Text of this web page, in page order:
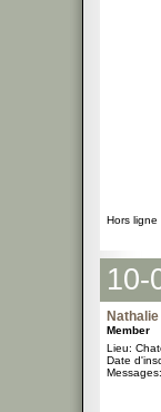
Hors ligne
10-
Nathalie
Member
Lieu:
Date